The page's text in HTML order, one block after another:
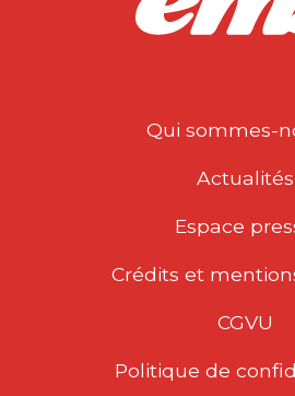
Qui sommes-
Actualités
Espace
Crédits et
CGVU
Politique de